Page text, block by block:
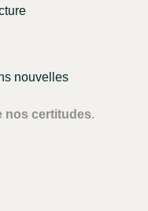
nouvelles
nos certitudes.